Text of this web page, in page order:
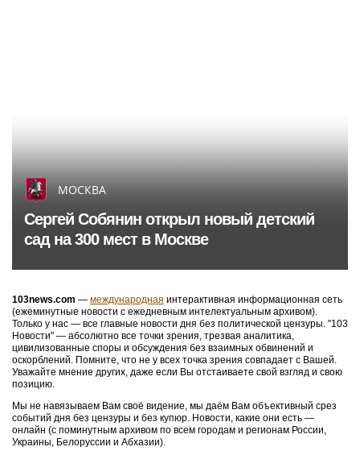
МОСКВА
Сергей Собянин открыл новый детский
сад на 300 мест в Москве
103news.com — международная интерактивная информационная сеть
(ежеминутные новости с ежедневным интелектуальным архивом).
Только у нас — все главные новости дня без политической цензуры. "103
Новости" — абсолютно все точки зрения, трезвая аналитика,
цивилизованные споры и обсуждения без взаимных обвинений и
оскорблений. Помните, что не у всех точка зрения совпадает с Вашей.
Уважайте мнение других, даже если Вы отстаиваете свой взгляд и свою
позицию.
Мы не навязываем Вам своё видение, мы даём Вам объективный срез
событий дня без цензуры и без купюр. Новости, какие они есть —
онлайн (с поминутным архивом по всем городам и регионам России,
Украины, Белоруссии и Абхазии).